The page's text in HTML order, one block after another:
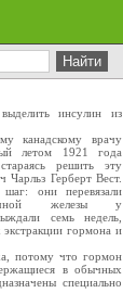
инсулин из
канадскому врачу
летом 1921 года
решить эту
Герберт Вест.
они перевязали
железы у
семь недель,
гормона и
потому что гормон
в обычных
специально